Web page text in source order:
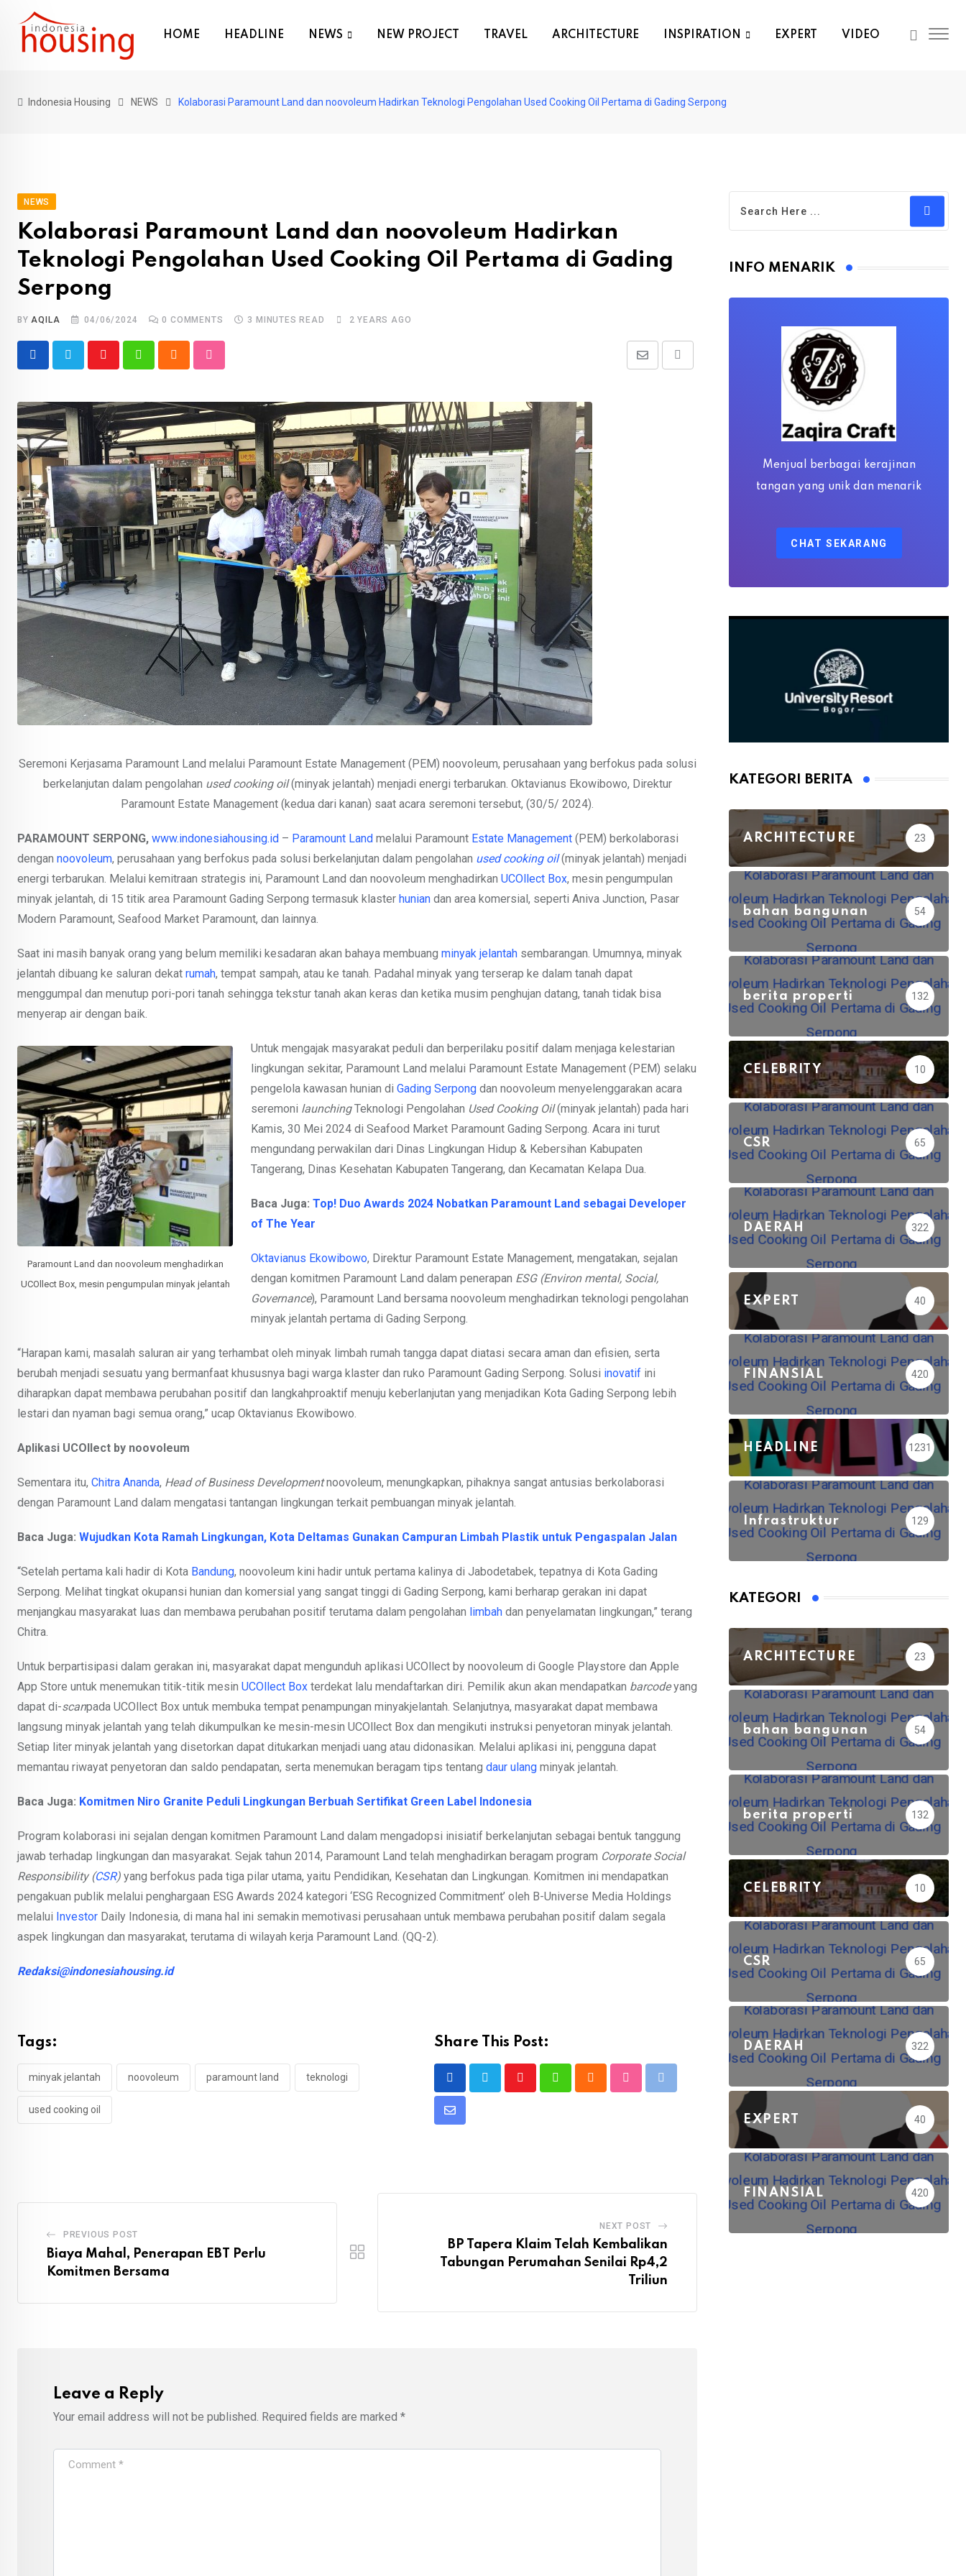
content
HOME HEADLINE NEWS NEW PROJECT TRAVEL ARCHITECTURE INSPIRATION EXPERT VIDEO
Indonesia Housing NEWS Kolaborasi Paramount Land dan noovoleum Hadirkan Teknologi Pengolahan Used Cooking Oil Pertama di Gading Serpong
NEWS
Kolaborasi Paramount Land dan noovoleum Hadirkan
Teknologi Pengolahan Used Cooking Oil Pertama di Gading
Serpong
BYAQILA 04/06/2024 0 COMMENTS 3 MINUTES READ 2 YEARS AGO
Youtube WhatsappCloud StumbleUpon Print
Share
Seremoni Kerjasama Paramount Land melalui Paramount Estate Management (PEM) noovoleum, perusahaan yang berfokus pada solusi
berkelanjutan dalam pengolahan used cooking oil(minyak jelantah) menjadi energi terbarukan. Oktavianus Ekowibowo, Direktur
Paramount Estate Management (kedua dari kanan) saat acara seremoni tersebut, (30/5/ 2024).
PARAMOUNT SERPONG, www.indonesiahousing.id – Paramount Land melalui Paramount Estate Management (PEM) berkolaborasi
dengan noovoleum, perusahaan yang berfokus pada solusi berkelanjutan dalam pengolahan used cooking oil (minyak jelantah) menjadi
energi terbarukan. Melalui kemitraan strategis ini, Paramount Land dan noovoleum menghadirkan UCOllect Box, mesin pengumpulan
minyak jelantah, di 15 titik area Paramount Gading Serpong termasuk klaster hunian dan area komersial, seperti Aniva Junction, Pasar
Modern Paramount, Seafood Market Paramount, dan lainnya.
Saat ini masih banyak orang yang belum memiliki kesadaran akan bahaya membuang minyak jelantah sembarangan. Umumnya, minyak
jelantah dibuang ke saluran dekat rumah, tempat sampah, atau ke tanah. Padahal minyak yang terserap ke dalam tanah dapat
menggumpal dan menutup pori-pori tanah sehingga tekstur tanah akan keras dan ketika musim penghujan datang, tanah tidak bisa
menyerap air dengan baik.
Paramount Land dan noovoleum menghadirkan
UCOllect Box, mesin pengumpulan minyak jelantah
Untuk mengajak masyarakat peduli dan berperilaku positif dalam menjaga kelestarian
lingkungan sekitar, Paramount Land melalui Paramount Estate Management (PEM) selaku
pengelola kawasan hunian di Gading Serpong dan noovoleum menyelenggarakan acara
seremoni launchingTeknologi Pengolahan Used Cooking Oil(minyak jelantah) pada hari
Kamis, 30 Mei 2024 di Seafood Market Paramount Gading Serpong. Acara ini turut
mengundang perwakilan dari Dinas Lingkungan Hidup & Kebersihan Kabupaten
Tangerang, Dinas Kesehatan Kabupaten Tangerang, dan Kecamatan Kelapa Dua.
Baca Juga: Top! Duo Awards 2024 Nobatkan Paramount Land sebagai Developer
of The Year
Oktavianus Ekowibowo, Direktur Paramount Estate Management, mengatakan, sejalan
dengan komitmen Paramount Land dalam penerapan ESG (Environ mental, Social,
Governance), Paramount Land bersama noovoleum menghadirkan teknologi pengolahan
minyak jelantah pertama di Gading Serpong.
“Harapan kami, masalah saluran air yang terhambat oleh minyak limbah rumah tangga dapat diatasi secara aman dan efisien, serta
berubah menjadi sesuatu yang bermanfaat khususnya bagi warga klaster dan ruko Paramount Gading Serpong. Solusi inovatif ini
diharapkan dapat membawa perubahan positif dan langkahproaktif menuju keberlanjutan yang menjadikan Kota Gading Serpong lebih
lestari dan nyaman bagi semua orang,” ucap Oktavianus Ekowibowo.
Aplikasi UCOllect by noovoleum
Sementara itu, Chitra Ananda, Head of Business Developmentnoovoleum, menungkapkan, pihaknya sangat antusias berkolaborasi
dengan Paramount Land dalam mengatasi tantangan lingkungan terkait pembuangan minyak jelantah.
Baca Juga: Wujudkan Kota Ramah Lingkungan, Kota Deltamas Gunakan Campuran Limbah Plastik untuk Pengaspalan Jalan
“Setelah pertama kali hadir di Kota Bandung, noovoleum kini hadir untuk pertama kalinya di Jabodetabek, tepatnya di Kota Gading
Serpong. Melihat tingkat okupansi hunian dan komersial yang sangat tinggi di Gading Serpong, kami berharap gerakan ini dapat
menjangkau masyarakat luas dan membawa perubahan positif terutama dalam pengolahan limbah dan penyelamatan lingkungan,” terang
Chitra.
Untuk berpartisipasi dalam gerakan ini, masyarakat dapat mengunduh aplikasi UCOllect by noovoleum di Google Playstore dan Apple
App Store untuk menemukan titik-titik mesin UCOllect Box terdekat lalu mendaftarkan diri. Pemilik akun akan mendapatkan barcodeyang
dapat di-scanpada UCOllect Box untuk membuka tempat penampungan minyakjelantah. Selanjutnya, masyarakat dapat membawa
langsung minyak jelantah yang telah dikumpulkan ke mesin-mesin UCOllect Box dan mengikuti instruksi penyetoran minyak jelantah.
Setiap liter minyak jelantah yang disetorkan dapat ditukarkan menjadi uang atau didonasikan. Melalui aplikasi ini, pengguna dapat
memantau riwayat penyetoran dan saldo pendapatan, serta menemukan beragam tips tentang daur ulang minyak jelantah.
Baca Juga: Komitmen Niro Granite Peduli Lingkungan Berbuah Sertifikat Green Label Indonesia
Program kolaborasi ini sejalan dengan komitmen Paramount Land dalam mengadopsi inisiatif berkelanjutan sebagai bentuk tanggung
jawab terhadap lingkungan dan masyarakat. Sejak tahun 2014, Paramount Land telah menghadirkan beragam program Corporate Social
Responsibility (CSR) yang berfokus pada tiga pilar utama, yaitu Pendidikan, Kesehatan dan Lingkungan. Komitmen ini mendapatkan
pengakuan publik melalui penghargaan ESG Awards 2024 kategori ‘ESG Recognized Commitment’ oleh B-Universe Media Holdings
melalui Investor Daily Indonesia, di mana hal ini semakin memotivasi perusahaan untuk membawa perubahan positif dalam segala
aspek lingkungan dan masyarakat, terutama di wilayah kerja Paramount Land. (QQ-2).
Redaksi@indonesiahousing.id
Tags:
minyak jelantah noovoleum paramount land teknologi
used cooking oil
Share This Post:
Youtube WhatsappCloud StumbleUpon
Print
Share
PREVIOUS POST
Biaya Mahal, Penerapan EBT Perlu
Komitmen Bersama
NEXT POST
BP Tapera Klaim Telah Kembalikan
Tabungan Perumahan Senilai Rp4,2
Triliun
Leave a Reply
Your email address will not be published. Required fields are marked *
INFO MENARIK
Menjual berbagai kerajinan
tangan yang unik dan menarik
CHAT SEKARANG
KATEGORI BERITA
ARCHITECTURE 23
bahan bangunan 54
berita properti 132
CELEBRITY 10
CSR 65
DAERAH 322
EXPERT 40
FINANSIAL 420
HEADLINE 1231
Infrastruktur 129
KATEGORI
ARCHITECTURE 23
bahan bangunan 54
berita properti 132
CELEBRITY 10
CSR 65
DAERAH 322
EXPERT 40
FINANSIAL 420